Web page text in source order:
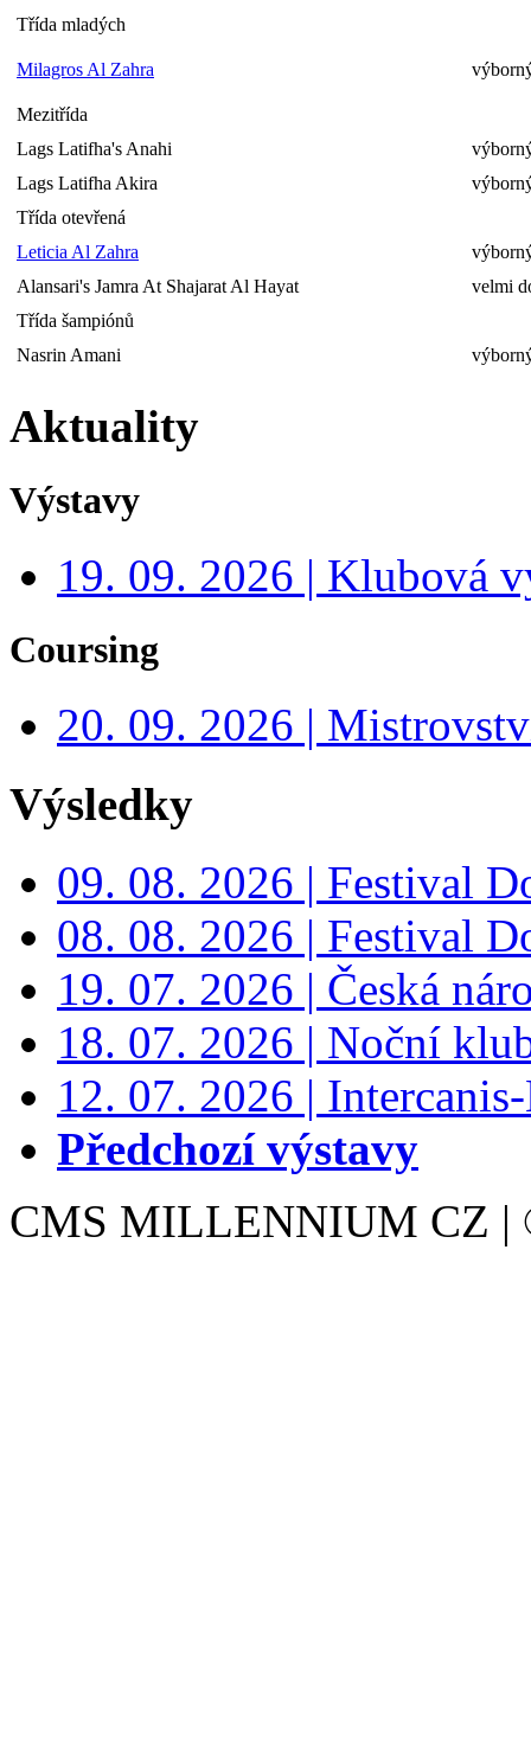
Třída mladých
Milagros Al Zahra
Mezitřída
Lags Latifha's Anahi
Lags Latifha Akira
Třída otevřená
Leticia Al Zahra
Alansari's Jamra At Shajarat Al Hayat
velmi
Třída šampiónů
Nasrin Amani
Aktuality
Výstavy
19. 09. 2026 | Klubová
Coursing
20. 09. 2026 |
Výsledky
09. 08. 2026 | Festival
08. 08. 2026 | Festival
19. 07. 2026 | Česká
18. 07. 2026 | Noční
12. 07. 2026 |
Předchozí výstavy
CMS MILLENNIUM CZ |